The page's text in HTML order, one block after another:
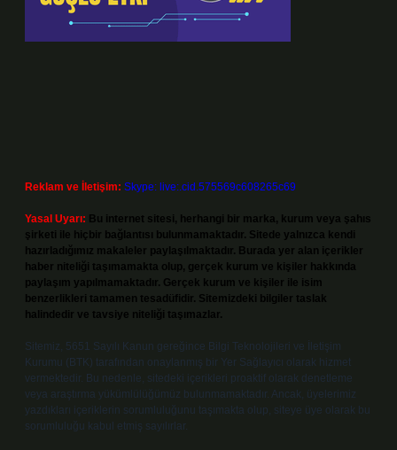
Reklam ve İletişim: Skype: live:.cid.575569c608265c69
Yasal Uyarı: Bu internet sitesi, herhangi bir marka, kurum veya şahıs
şirketi ile hiçbir bağlantısı bulunmamaktadır. Sitede yalnızca kendi
hazırladığımız makaleler paylaşılmaktadır. Burada yer alan içerikler
haber niteliği taşımamakta olup, gerçek kurum ve kişiler hakkında
paylaşım yapılmamaktadır. Gerçek kurum ve kişiler ile isim
benzerlikleri tamamen tesadüfidir. Sitemizdeki bilgiler taslak
halindedir ve tavsiye niteliği taşımazlar.
Sitemiz, 5651 Sayılı Kanun gereğince Bilgi Teknolojileri ve İletişim
Kurumu (BTK) tarafından onaylanmış bir Yer Sağlayıcı olarak hizmet
vermektedir. Bu nedenle, sitedeki içerikleri proaktif olarak denetleme
veya araştırma yükümlülüğümüz bulunmamaktadır. Ancak, üyelerimiz
yazdıkları içeriklerin sorumluluğunu taşımakta olup, siteye üye olarak bu
sorumluluğu kabul etmiş sayılırlar.